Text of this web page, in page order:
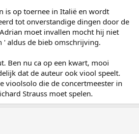
is op toernee in Italië en wordt
tot onverstandige dingen door de
moet invallen mocht hij niet
' aldus de bieb omschrijving.
Ben nu ca op een kwart, mooi
dat de auteur ook viool speelt.
vioolsolo die de concertmeester in
Strauss moet spelen.